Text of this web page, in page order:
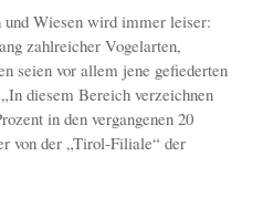
Wiesen wird immer leiser:
zahlreicher Vogelarten,
seien vor allem jene gefiederten
diesem Bereich verzeichnen
in den vergangenen 20
von der „Tirol-Filiale“ der